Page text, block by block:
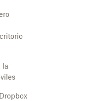
la